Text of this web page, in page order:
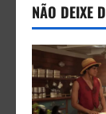
NÃO DEIXE